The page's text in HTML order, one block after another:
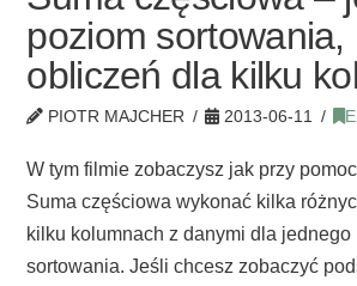
poziom sortowania,
obliczeń dla kilku
PIOTR MAJCHER 2013-06-11
W tym filmie zobaczysz jak przy
Suma częściowa wykonać kilka
kilku kolumnach z danymi dla jednego
sortowania. Jeśli chcesz zobaczyć